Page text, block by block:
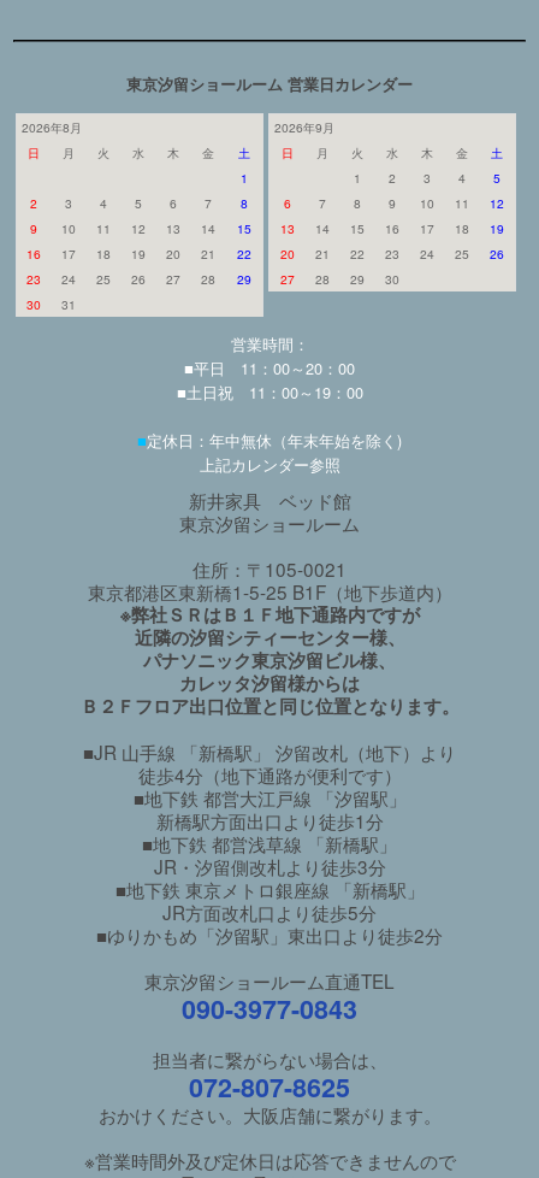
東京汐留ショールーム 営業日カレンダー
2026年8月
日
月 火 水 木 金
土
1
2
3 4 5 6 7
8
9
10 11 12 13 14
15
16
17 18 19 20 21
22
23
24 25 26 27 28
29
30
31
2026年9月
日
月 火 水 木 金
土
1
2 3 4
5
6
7 8 9 10 11
12
13
14 15 16 17 18
19
20
21 22 23 24 25
26
27
28 29 30
営業時間：
■平日 11：00～20：00
■土日祝 11：00～19：00
■定休日：年中無休（年末年始を除く)
上記カレンダー参照
新井家具 ベッド館
東京汐留ショールーム
住所：〒105-0021
東京都港区東新橋1-5-25 B1F（地下歩道内）
※弊社ＳＲはＢ１Ｆ地下通路内ですが
近隣の汐留シティーセンター様、
パナソニック東京汐留ビル様、
カレッタ汐留様からは
Ｂ２Ｆフロア出口位置と同じ位置となります。
■JR 山手線 「新橋駅」 汐留改札（地下）より
徒歩4分（地下通路が便利です）
■地下鉄 都営大江戸線 「汐留駅」
新橋駅方面出口より徒歩1分
■地下鉄 都営浅草線 「新橋駅」
JR・汐留側改札より徒歩3分
■地下鉄 東京メトロ銀座線 「新橋駅」
JR方面改札口より徒歩5分
■ゆりかもめ「汐留駅」東出口より徒歩2分
東京汐留ショールーム直通TEL
090-3977-0843
担当者に繋がらない場合は、
072-807-8625
おかけください。大阪店舗に繋がります。
※営業時間外及び定休日は応答できませんので